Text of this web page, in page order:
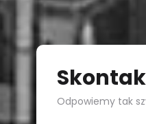
Odpowiemy tak